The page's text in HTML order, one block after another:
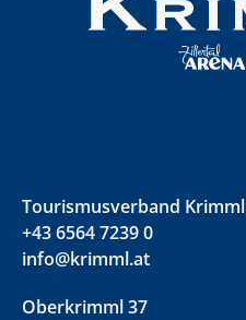
Tourismusverband Krimml
+43 6564 7239 0
info@krimml.at
Oberkrimml 37